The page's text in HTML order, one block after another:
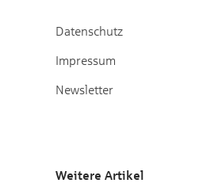
Datenschutz
Impressum
Newsletter
Weitere Artikel